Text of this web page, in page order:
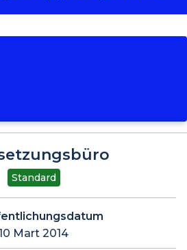
Standard
Mart 2014